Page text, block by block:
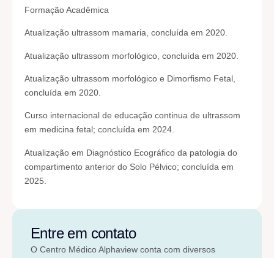
Formação Acadêmica
Atualização ultrassom mamaria, concluída em 2020.
Atualização ultrassom morfológico, concluída em 2020.
Atualização ultrassom morfológico e Dimorfismo Fetal,
concluída em 2020.
Curso internacional de educação continua de ultrassom
em medicina fetal; concluída em 2024.
Atualização em Diagnóstico Ecográfico da patologia do
compartimento anterior do Solo Pélvico; concluída em
2025.
Entre em contato
O Centro Médico Alphaview conta com diversos